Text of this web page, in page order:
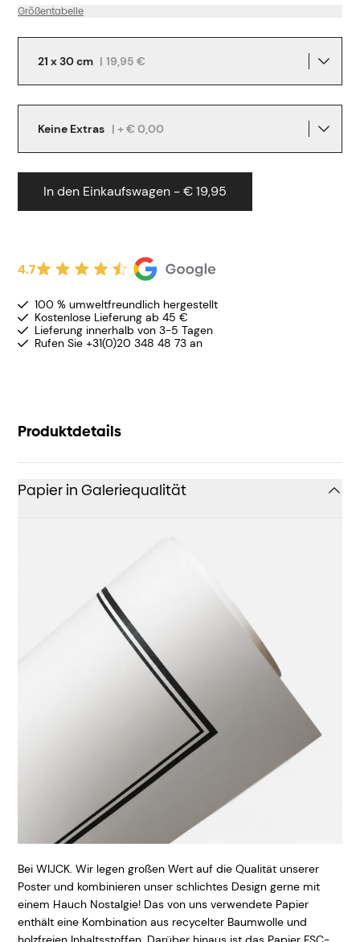
Größentabelle
21 x 30 cm | 19,95 €
Keine Extras | + € 0,00
In den Einkaufswagen - € 19,95
4.7
100 % umweltfreundlich hergestellt
Kostenlose Lieferung ab 45 €
Lieferung innerhalb von 3-5 Tagen
Rufen Sie +31(0)20 348 48 73 an
Produktdetails
Papier in Galeriequalität
Bei WIJCK. Wir legen großen Wert auf die Qualität unserer
Poster und kombinieren unser schlichtes Design gerne mit
einem Hauch Nostalgie! Das von uns verwendete Papier
enthält eine Kombination aus recycelter Baumwolle und